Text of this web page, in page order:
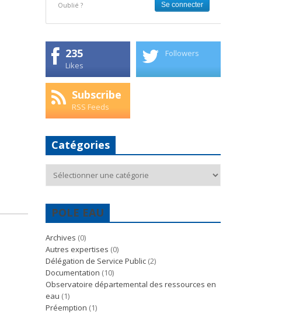
Oublié ?
235
Likes
Followers
Subscribe
RSS Feeds
Catégories
POLE EAU
Archives (0)
Autres expertises (0)
Délégation de Service Public (2)
Documentation (10)
Observatoire départemental des ressources en
eau (1)
Préemption (1)